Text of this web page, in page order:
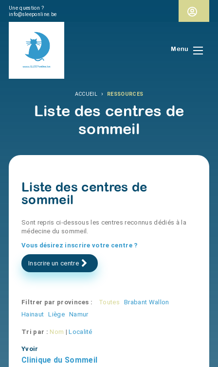
Une question ?
info@sleeponline.be
Menu
ACCUEIL › RESSOURCES
Liste des centres de
sommeil
Liste des centres de
sommeil
Sont repris ci-dessous les centres reconnus dédiés à la
médecine du sommeil.
Vous désirez inscrire votre centre ?
Inscrire un centre
Filtrer par provinces : Toutes
Brabant Wallon
Hainaut
Liège Namur
Tri par : Nom |Localité
Yvoir
Clinique du Sommeil